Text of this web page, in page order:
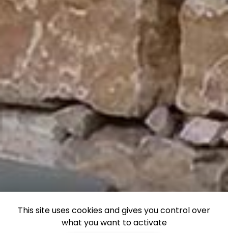
This site uses cookies and gives you control over
what you want to activate